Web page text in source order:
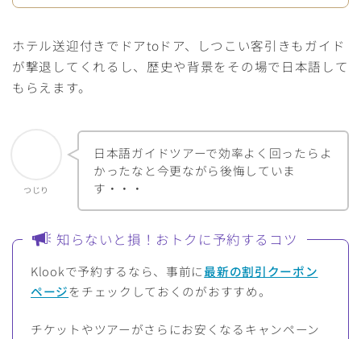
ホテル送迎付きでドアtoドア、しつこい客引きもガイド
が撃退してくれるし、歴史や背景をその場で日本語して
もらえます。
つじり
日本語ガイドツアーで効率よく回ったらよ
かったなと今更ながら後悔していま
す・・・
知らないと損！おトクに予約するコツ
Klookで予約するなら、事前に最新の割引クーポン
ページをチェックしておくのがおすすめ。
チケットやツアーがさらにお安くなるキャンペーン